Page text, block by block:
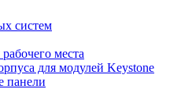
систем
места
для модулей Keystone
панели